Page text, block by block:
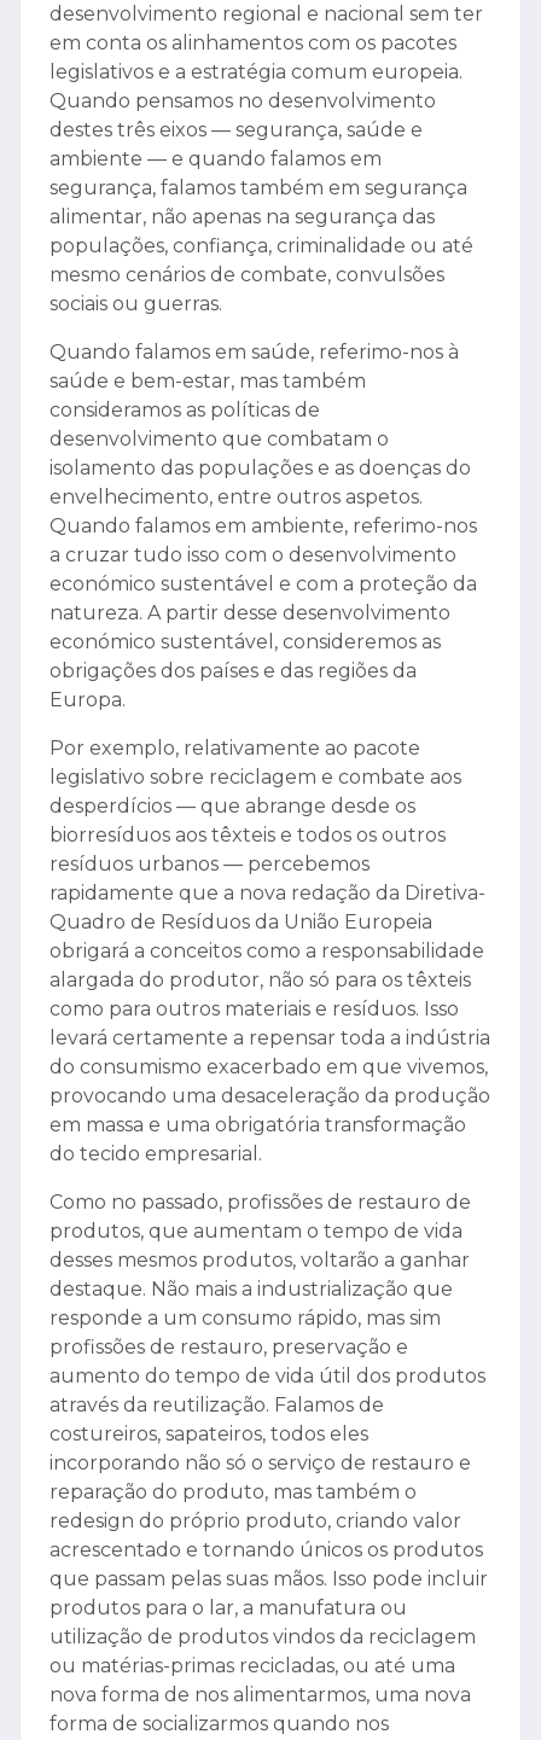
desenvolvimento regional e nacional sem ter
em conta os alinhamentos com os pacotes
legislativos e a estratégia comum europeia.
Quando pensamos no desenvolvimento
destes três eixos — segurança, saúde e
ambiente — e quando falamos em
segurança, falamos também em segurança
alimentar, não apenas na segurança das
populações, confiança, criminalidade ou até
mesmo cenários de combate, convulsões
sociais ou guerras.
Quando falamos em saúde, referimo-nos à
saúde e bem-estar, mas também
consideramos as políticas de
desenvolvimento que combatam o
isolamento das populações e as doenças do
envelhecimento, entre outros aspetos.
Quando falamos em ambiente, referimo-nos
a cruzar tudo isso com o desenvolvimento
económico sustentável e com a proteção da
natureza. A partir desse desenvolvimento
económico sustentável, consideremos as
obrigações dos países e das regiões da
Europa.
Por exemplo, relativamente ao pacote
legislativo sobre reciclagem e combate aos
desperdícios — que abrange desde os
biorresíduos aos têxteis e todos os outros
resíduos urbanos — percebemos
rapidamente que a nova redação da Diretiva-
Quadro de Resíduos da União Europeia
obrigará a conceitos como a responsabilidade
alargada do produtor, não só para os têxteis
como para outros materiais e resíduos. Isso
levará certamente a repensar toda a indústria
do consumismo exacerbado em que vivemos,
provocando uma desaceleração da produção
em massa e uma obrigatória transformação
do tecido empresarial.
Como no passado, profissões de restauro de
produtos, que aumentam o tempo de vida
desses mesmos produtos, voltarão a ganhar
destaque. Não mais a industrialização que
responde a um consumo rápido, mas sim
profissões de restauro, preservação e
aumento do tempo de vida útil dos produtos
através da reutilização. Falamos de
costureiros, sapateiros, todos eles
incorporando não só o serviço de restauro e
reparação do produto, mas também o
redesign do próprio produto, criando valor
acrescentado e tornando únicos os produtos
que passam pelas suas mãos. Isso pode incluir
produtos para o lar, a manufatura ou
utilização de produtos vindos da reciclagem
ou matérias-primas recicladas, ou até uma
nova forma de nos alimentarmos, uma nova
forma de socializarmos quando nos